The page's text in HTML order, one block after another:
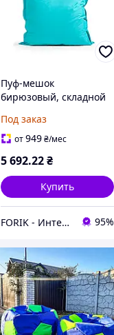
Пуф-мешок
бирюзовый, складной
Под заказ
от949₴/мес
5 692.22₴
Купить
FORIK - Интернет гипермаркет. 95%